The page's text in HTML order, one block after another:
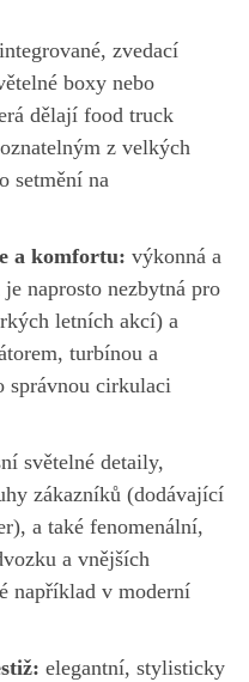
integrované, zvedací
boxy nebo
dělají food truck
z velkých
setmění na
a komfortu: výkonná a
naprosto nezbytná pro
letních akcí) a
turbínou a
cirkulaci
světelné detaily,
zákazníků (dodávající
a také fenomenální,
a vnějších
například v moderní
elegantní, stylisticky